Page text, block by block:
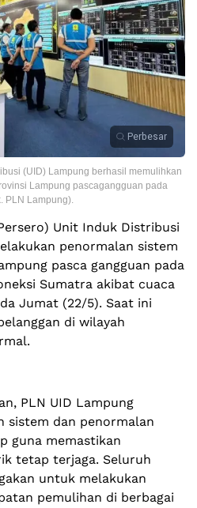
Perbesar
(UID) Lampung berhasil memulihkan
Lampung pascagangguan pada
PLN Lampung).
Unit Induk Distribusi
penormalan sistem
pasca gangguan pada
Sumatra akibat cuaca
Jumat (22/5). Saat ini
di wilayah
PLN UID Lampung
sistem dan penormalan
guna memastikan
tetap terjaga. Seluruh
untuk melakukan
pemulihan di berbagai